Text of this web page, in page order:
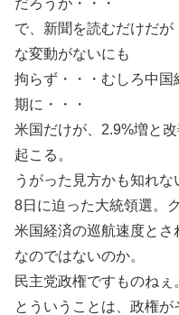
だろうが・・・
で、新聞を読むだけだ
な変動がないにも
拘らず・・・むしろ中
期に・・・
米国だけが、2.9%増と
起こる。
うがった見方かも知れな
8日に迫った大統領選。
米国経済の巡航速度と
なのではないのか。
民主党政権ですものねぇ
とういうことは、政権が